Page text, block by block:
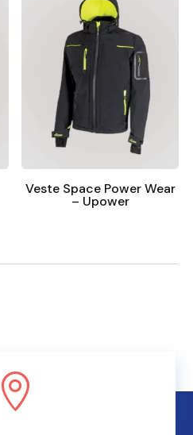
Veste Space Power Wear
– Upower
